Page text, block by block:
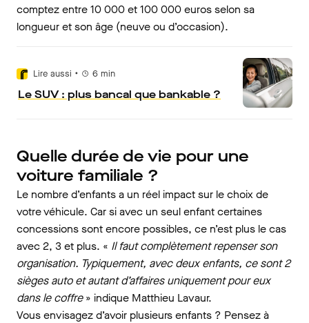
comptez entre 10 000 et 100 000 euros selon sa
longueur et son âge (neuve ou d’occasion).
Lire aussi • 6 min
Le SUV : plus bancal que bankable ?
Quelle durée de vie pour une
voiture familiale ?
Le nombre d’enfants a un réel impact sur le choix de
votre véhicule. Car si avec un seul enfant certaines
concessions sont encore possibles, ce n’est plus le cas
avec 2, 3 et plus. « Il faut complètement repenser son
organisation. Typiquement, avec deux enfants, ce sont 2
sièges auto et autant d’affaires uniquement pour eux
dans le coffre» indique Matthieu Lavaur.
Vous envisagez d’avoir plusieurs enfants ? Pensez à